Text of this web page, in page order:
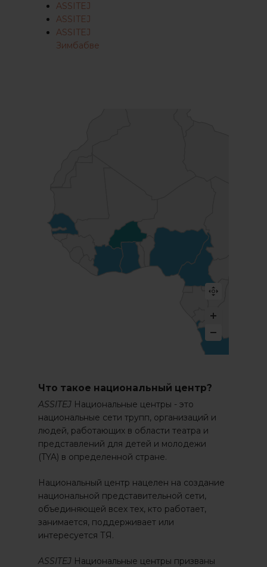
ASSITEJ
ASSITEJ
ASSITEJ
Зимбабве
Что такое национальный центр?
ASSITEJ Национальные центры - это
национальные сети трупп, организаций и
людей, работающих в области театра и
представлений для детей и молодежи
(TYA) в определенной стране.
Национальный центр нацелен на создание
национальной представительной сети,
объединяющей всех тех, кто работает,
занимается, поддерживает или
интересуется ТЯ.
ASSITEJ Национальные центры призваны